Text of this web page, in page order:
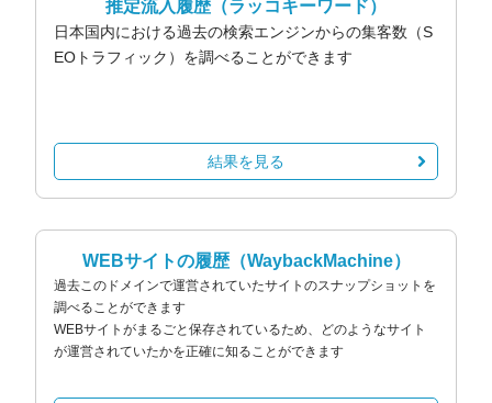
推定流入履歴（ラッコキーワード）
日本国内における過去の検索エンジンからの集客数（S
EOトラフィック）を調べることができます
結果を見る
WEBサイトの履歴（WaybackMachine）
過去このドメインで運営されていたサイトのスナップショットを
調べることができます
WEBサイトがまるごと保存されているため、どのようなサイト
が運営されていたかを正確に知ることができます